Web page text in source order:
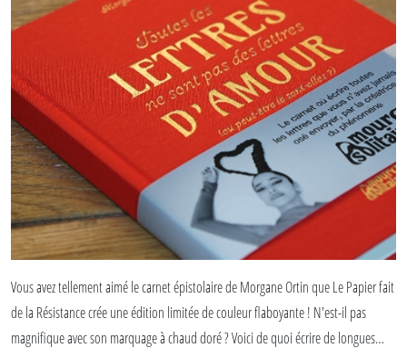
Vous avez tellement aimé le carnet épistolaire de Morgane Ortin que Le Papier fait
de la Résistance crée une édition limitée de couleur flaboyante ! N'est-il pas
magnifique avec son marquage à chaud doré ? Voici de quoi écrire de longues